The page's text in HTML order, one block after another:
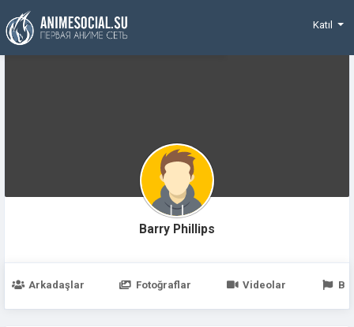
Funding
Katıl
Barry Phillips
Arkadaşlar Fotoğraflar Videolar